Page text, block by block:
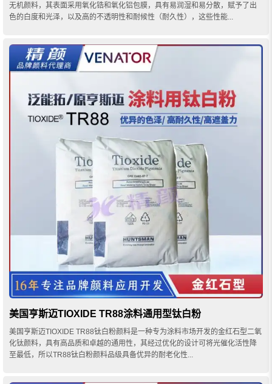
无机颜料，其表面采用氧化锆和氧化铝包膜，具有易润湿和易分散，赋予了出
色的白度和光泽，以及高的不透明性和耐候性（耐久性），这些性能...
美国亨斯迈TIOXIDE TR88涂料通用型钛白粉
美国亨斯迈TIOXIDE TR88钛白粉颜料是一种专为涂料市场开发的金红石型二氧
化钛颜料，具有高品质和卓越的通用性，其经过优化的设计可将光催化活性降
至最低，所以TR88钛白粉颜料品级具备优异的耐老化性...